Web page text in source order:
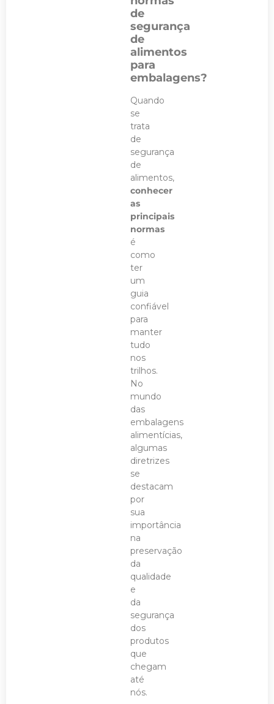
de
segurança
de
alimentos
para
embalagens?
Quando
se
trata
de
segurança
de
alimentos,
conhecer
as
principais
normas
é
como
ter
um
guia
confiável
para
manter
tudo
nos
trilhos.
No
mundo
das
embalagens
alimentícias,
algumas
diretrizes
se
destacam
por
sua
importância
na
preservação
da
qualidade
e
da
segurança
dos
produtos
que
chegam
até
nós.